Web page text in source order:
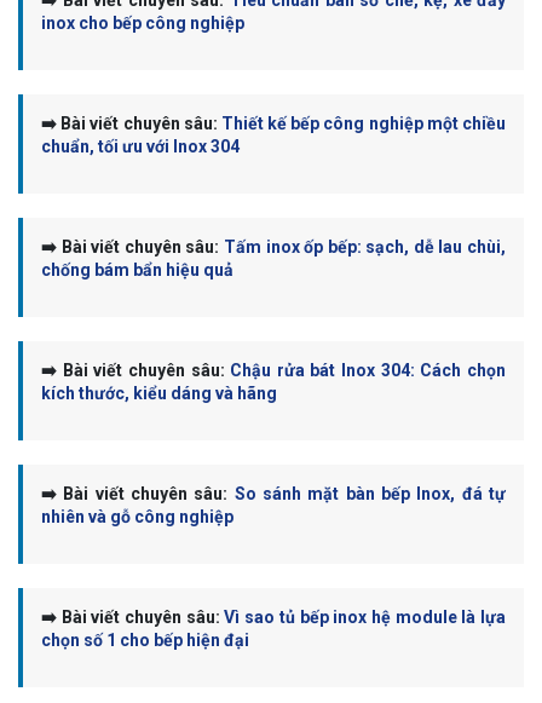
inox cho bếp công nghiệp
➡️ Bài viết chuyên sâu: Thiết kế bếp công nghiệp một chiều
chuẩn, tối ưu với Inox 304
➡️ Bài viết chuyên sâu: Tấm inox ốp bếp: sạch, dễ lau chùi,
chống bám bẩn hiệu quả
➡️ Bài viết chuyên sâu: Chậu rửa bát Inox 304: Cách chọn
kích thước, kiểu dáng và hãng
➡️ Bài viết chuyên sâu: So sánh mặt bàn bếp Inox, đá tự
nhiên và gỗ công nghiệp
➡️ Bài viết chuyên sâu: Vì sao tủ bếp inox hệ module là lựa
chọn số 1 cho bếp hiện đại